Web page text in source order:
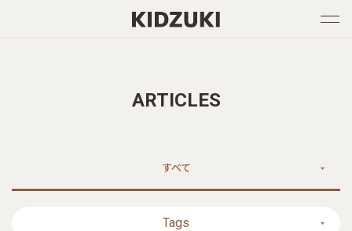
ARTICLES
すべて
Tags